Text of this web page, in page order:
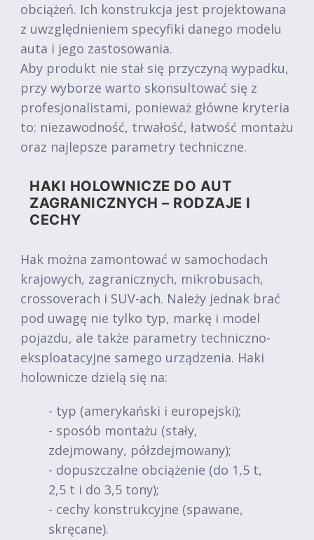
obciążeń. Ich konstrukcja jest projektowana
z uwzględnieniem specyfiki danego modelu
auta i jego zastosowania.
Aby produkt nie stał się przyczyną wypadku,
przy wyborze warto skonsultować się z
profesjonalistami, ponieważ główne kryteria
to: niezawodność, trwałość, łatwość montażu
oraz najlepsze parametry techniczne.
HAKI HOLOWNICZE DO AUT
ZAGRANICZNYCH – RODZAJE I
CECHY
Hak można zamontować w samochodach
krajowych, zagranicznych, mikrobusach,
crossoverach i SUV-ach. Należy jednak brać
pod uwagę nie tylko typ, markę i model
pojazdu, ale także parametry techniczno-
eksploatacyjne samego urządzenia. Haki
holownicze dzielą się na:
- typ (amerykański i europejski);
- sposób montażu (stały,
zdejmowany, półzdejmowany);
- dopuszczalne obciążenie (do 1,5 t,
2,5 t i do 3,5 tony);
- cechy konstrukcyjne (spawane,
skręcane).